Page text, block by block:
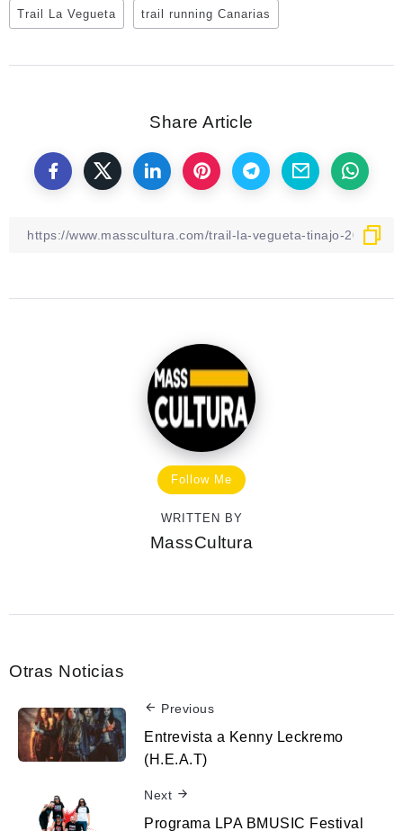
Trail La Vegueta trail running Canarias
Share Article
Follow Me
WRITTEN BY
MassCultura
Otras Noticias
Previous
Entrevista a Kenny Leckremo
(H.E.A.T)
Next
Programa LPA BMUSIC Festival